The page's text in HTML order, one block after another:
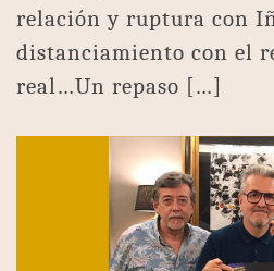
relación y ruptura con
distanciamiento con el
real…Un repaso […]